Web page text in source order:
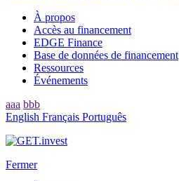
À propos
Accès au financement
EDGE Finance
Base de données de financement
Ressources
Événements
aaa bbb
English Français Português
Fermer